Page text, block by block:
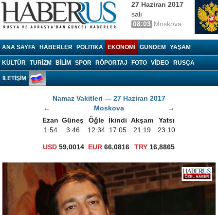
27 Haziran 2017
salı
08:03 Moskova
ANA SAYFA HABERLER POLITIKA EKONOMI GÜNDEM YAŞAM
KÜLTÜR TURIZM BILIM SPOR RÖPORTAJ FOTO VIDEO RUSÇA
İLETİŞİM
Namaz Vakitleri — 27 Haziran 2017
←
Moskova
→
Ezan Güneş Öğle İkindi Akşam
Yatsı
1:54
3:46 12:34 17:05 21:19 23:10
USD 59,0014 EUR 66,0816 TRY16,8865